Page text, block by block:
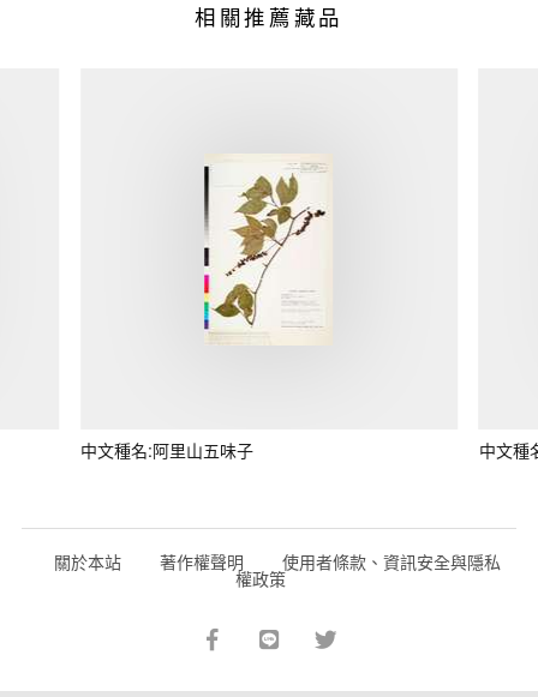
相關推薦藏品
中文種名:阿里山五味子 中文種
關於本站 著作權聲明 使用者條款、資訊安全與隱私
權政策